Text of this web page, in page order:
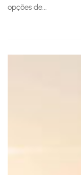
opções de...